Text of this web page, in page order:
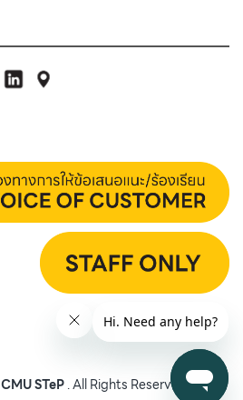
CMU STeP. All Rights Reserved